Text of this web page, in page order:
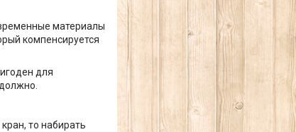
материалы
компенсируется
для
то набирать